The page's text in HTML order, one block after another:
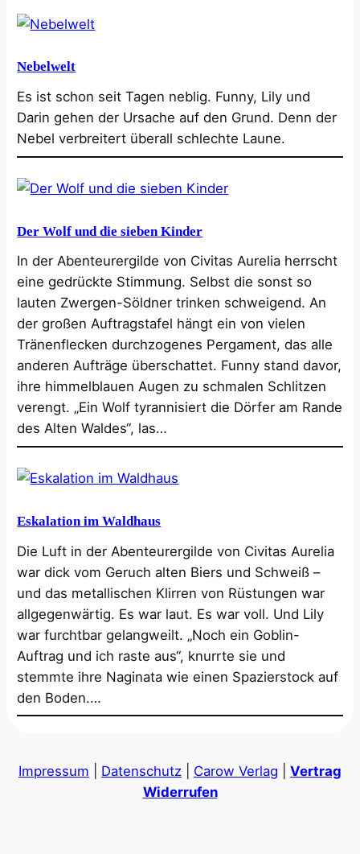
Nebelwelt
Es ist schon seit Tagen neblig. Funny, Lily und
Darin gehen der Ursache auf den Grund. Denn der
Nebel verbreitert überall schlechte Laune.
Der Wolf und die sieben Kinder
In der Abenteurergilde von Civitas Aurelia herrscht
eine gedrückte Stimmung. Selbst die sonst so
lauten Zwergen-Söldner trinken schweigend. An
der großen Auftragstafel hängt ein von vielen
Tränenflecken durchzogenes Pergament, das alle
anderen Aufträge überschattet. Funny stand davor,
ihre himmelblauen Augen zu schmalen Schlitzen
verengt. „Ein Wolf tyrannisiert die Dörfer am Rande
des Alten Waldes“, las…
Eskalation im Waldhaus
Die Luft in der Abenteurergilde von Civitas Aurelia
war dick vom Geruch alten Biers und Schweiß –
und das metallischen Klirren von Rüstungen war
allgegenwärtig. Es war laut. Es war voll. Und Lily
war furchtbar gelangweilt. „Noch ein Goblin-
Auftrag und ich raste aus“, knurrte sie und
stemmte ihre Naginata wie einen Spazierstock auf
den Boden.…
Impressum Datenschutz Carow Verlag
Vertrag
Widerrufen